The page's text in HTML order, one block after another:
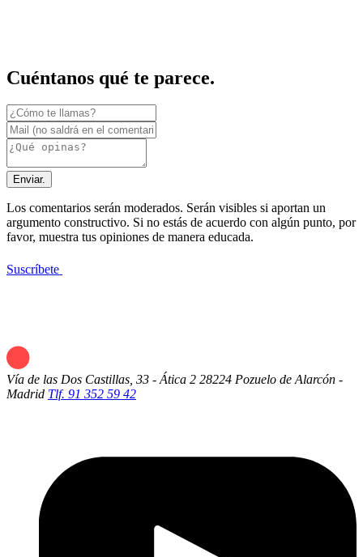
Cuéntanos qué te parece.
Enviar.
Los comentarios serán moderados. Serán visibles si aportan un
argumento constructivo. Si no estás de acuerdo con algún punto, por
favor, muestra tus opiniones de manera educada.
Suscríbete
Vía de las Dos Castillas, 33 - Ática 2 28224 Pozuelo de Alarcón -
Madrid Tlf. 91 352 59 42